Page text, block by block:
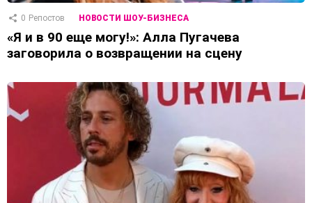
0 Репостов НОВОСТИ ШОУ-БИЗНЕСА
«Я и в 90 еще могу!»: Алла Пугачева
заговорила о возвращении на сцену